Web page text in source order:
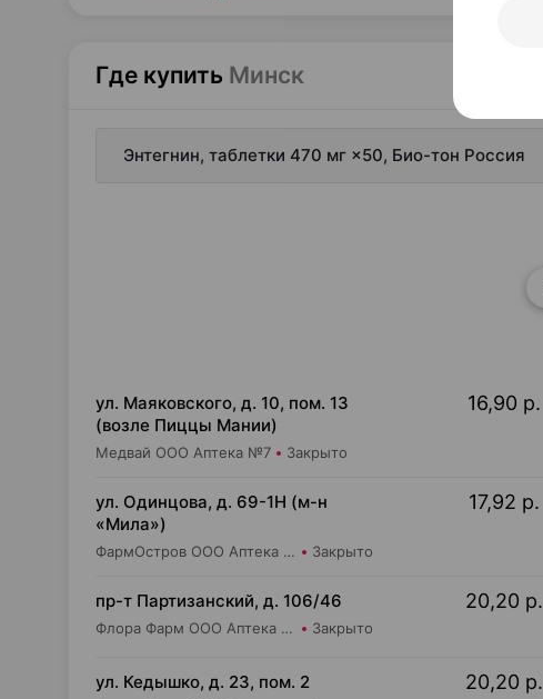
Где купить Минск
Энтегнин, таблетки 470 мг ×50, Био-тон Россия
ул. Маяковского, д. 10, пом. 13
(возле Пиццы Мании)
Медвай ООО Аптека №7 Закрыто
16,90 р.
ул. Одинцова, д. 69-1Н (м-н
«Мила»)
ФармОстров ООО Аптека №16 на Одинцова Закрыто
17,92 р.
пр-т Партизанский, д. 106/46
Флора Фарм ООО Аптека №20 Закрыто
20,20 р.
ул. Кедышко, д. 23, пом. 2 20,20 р.